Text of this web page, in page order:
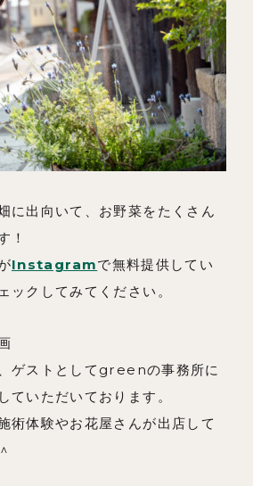
に出向いて、お野菜をたくさん
！
Instagramで無料提供してい
ックしてみてください。
ゲストとしてgreenの事務所に
ていただいております。
術体験やお花屋さんが出店して